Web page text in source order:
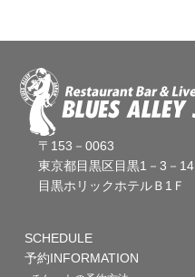
〒153－0063
東京都目黒区目黒1－3－14
目黒ホリックホテルＢ1Ｆ
SCHEDULE
予約INFORMATION